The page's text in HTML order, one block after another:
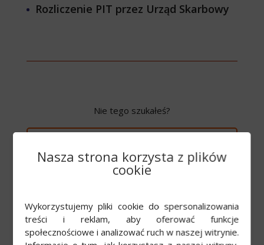
Rozliczenie PIT przez Urząd Skarbowy
Nie tego szukałeś?
Przeczytaj również
Duplikat PIT-11
Nasza strona korzysta z plików
cookie
Wykorzystujemy pliki cookie do spersonalizowania
treści i reklam, aby oferować funkcje
społecznościowe i analizować ruch w naszej witrynie.